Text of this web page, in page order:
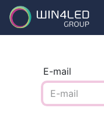
E-mail